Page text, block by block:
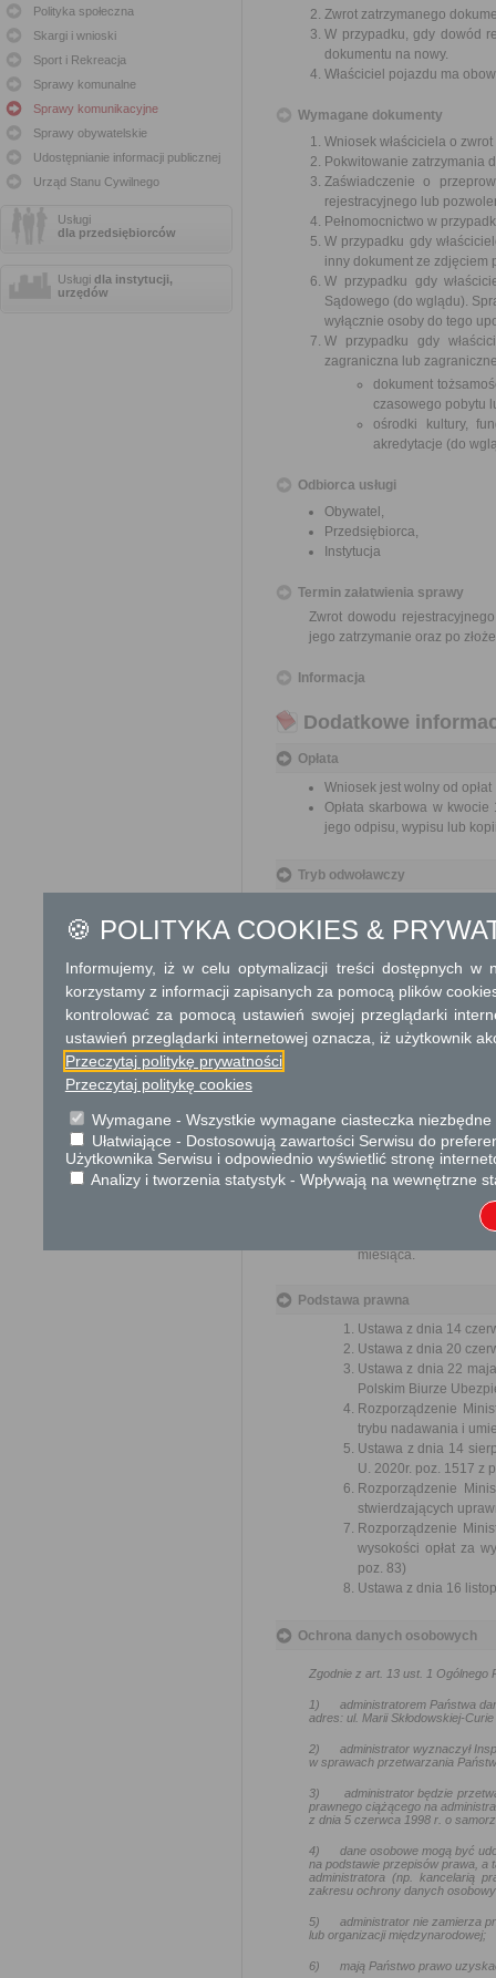
Polityka społeczna
Skargi i wnioski
Sport i Rekreacja
Sprawy komunalne
Sprawy komunikacyjne
Sprawy obywatelskie
Udostępnianie informacji publicznej
Urząd Stanu Cywilnego
Usługi
dla przedsiębiorców
Usługi dla instytucji,
urzędów
Zwrot zatrzymanego
W przypadku, gdy dowód
dokumentu na nowy.
Właściciel pojazdu ma
Wymagane dokumenty
Wniosek właściciela o
Pokwitowanie zatrzymania
Zaświadczenie o
rejestracyjnego lub
Pełnomocnictwo w
W przypadku gdy
inny dokument ze zdjęciem
W przypadku gdy
Sądowego (do wglądu).
wyłącznie osoby do tego
W przypadku gdy
zagraniczna lub
dokument
czasowego pobytu
ośrodki kultury,
akredytacje (do
Odbiorca usługi
Obywatel,
Przedsiębiorca,
Instytucja
Termin załatwienia sprawy
Zwrot dowodu
jego zatrzymanie oraz po
Informacja
Dodatkowe
Opłata
Wniosek jest wolny od opłat
Opłata skarbowa w
jego odpisu, wypisu lub
Tryb odwoławczy
Przedmiotem
przez ich
biurokratyczne
miesiąca.
Podstawa prawna
Ustawa z dnia 14
Ustawa z dnia 20
Ustawa z dnia 22
Polskim Biurze
Rozporządzenie
trybu nadawania i
Ustawa z dnia 14
U. 2020r. poz. 1517 z
Rozporządzenie
stwierdzających
Rozporządzenie
wysokości opłat za
poz. 83)
Ustawa z dnia 16
Ochrona danych osobowych
Zgodnie z art. 13 ust. 1 Ogólnego
1) administratorem Państwa
adres: ul. Marii Skłodowskiej-
2) administrator wyznaczył
w sprawach przetwarzania
3) administrator będzie
prawnego ciążącego na
z dnia 5 czerwca 1998 r. o
4) dane osobowe mogą być
na podstawie przepisów prawa, a
administratora (np. kancelarią
zakresu ochrony danych
5) administrator nie zamierza
lub organizacji międzynarodowej;
6) mają Państwo prawo
🍪 POLITYKA COOKIES &
Informujemy, iż w celu optymalizacji treści dostępnych w
korzystamy z informacji zapisanych za pomocą plików
kontrolować za pomocą ustawień swojej przeglądarki
ustawień przeglądarki internetowej oznacza, iż użytkownik
Przeczytaj politykę prywatności
Przeczytaj politykę cookies
Wymagane - Wszystkie wymagane ciasteczka
Ułatwiające - Dostosowują zawartości Serwisu do
Użytkownika Serwisu i odpowiednio wyświetlić stronę
Analizy i tworzenia statystyk - Wpływają na wewnętrzne